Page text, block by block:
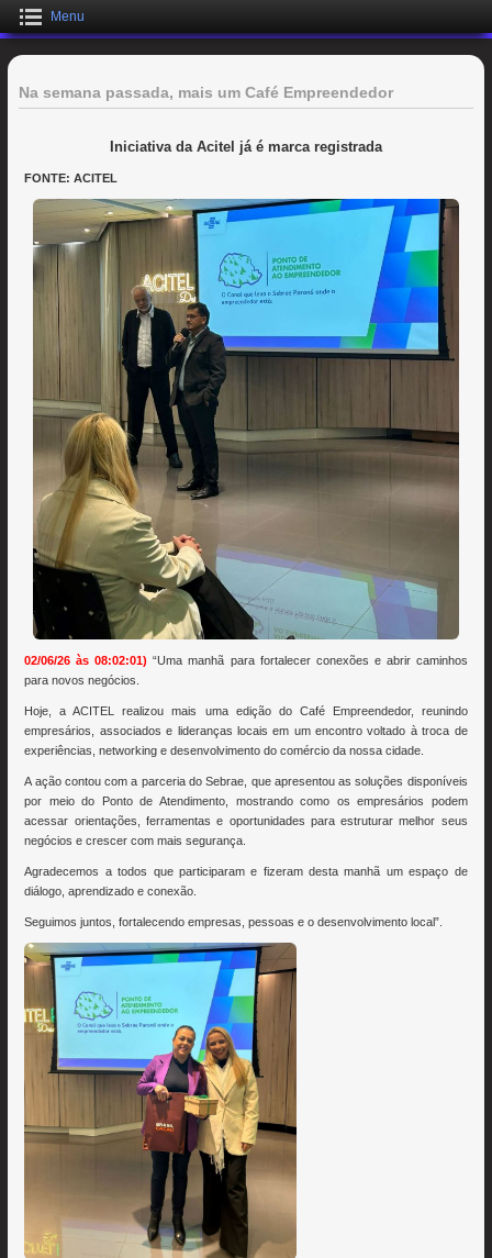
Menu
Na semana passada, mais um Café Empreendedor
Iniciativa da Acitel já é marca registrada
FONTE: ACITEL
02/06/26 às 08:02:01) “Uma manhã para fortalecer conexões e abrir caminhos
para novos negócios.
Hoje, a ACITEL realizou mais uma edição do Café Empreendedor, reunindo
empresários, associados e lideranças locais em um encontro voltado à troca de
experiências, networking e desenvolvimento do comércio da nossa cidade.
A ação contou com a parceria do Sebrae, que apresentou as soluções disponíveis
por meio do Ponto de Atendimento, mostrando como os empresários podem
acessar orientações, ferramentas e oportunidades para estruturar melhor seus
negócios e crescer com mais segurança.
Agradecemos a todos que participaram e fizeram desta manhã um espaço de
diálogo, aprendizado e conexão.
Seguimos juntos, fortalecendo empresas, pessoas e o desenvolvimento local”.